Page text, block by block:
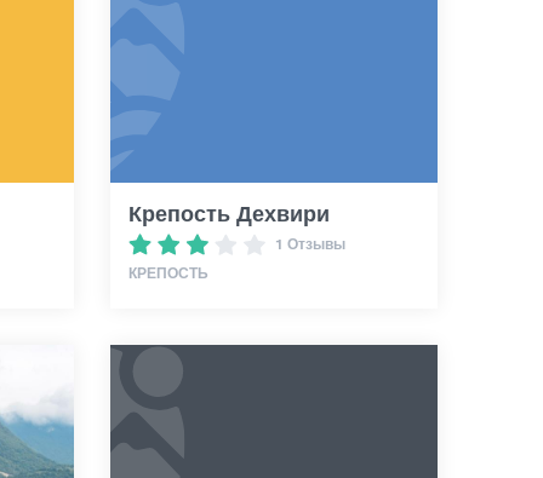
Крепость Дехвири
1 Отзывы
КРЕПОСТЬ